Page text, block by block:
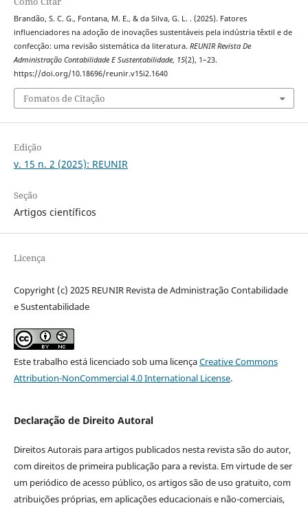
Brandão, S. C. G., Fontana, M. E., & da Silva, G. L. . (2025). Fatores
influenciadores na adoção de inovações sustentáveis pela indústria têxtil e de
confecção: uma revisão sistemática da literatura. REUNIR Revista De
Administração Contabilidade E Sustentabilidade, 15(2), 1–23.
https://doi.org/10.18696/reunir.v15i2.1640
Fomatos de Citação
Edição
v. 15 n. 2 (2025): REUNIR
Seção
Artigos científicos
Licença
Copyright (c) 2025 REUNIR Revista de Administração Contabilidade
e Sustentabilidade
Este trabalho está licenciado sob uma licençaCreative Commons
Attribution-NonCommercial 4.0 International License.
Declaração de Direito Autoral
Direitos Autorais para artigos publicados nesta revista são do autor,
com direitos de primeira publicação para a revista. Em virtude de ser
um periódico de acesso público, os artigos são de uso gratuito, com
atribuições próprias, em aplicações educacionais e não-comerciais,